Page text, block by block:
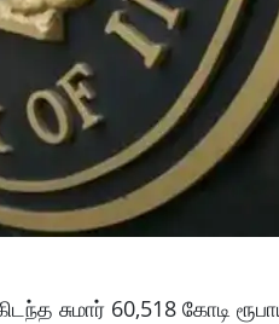
சுமார் 60,518 கோடி